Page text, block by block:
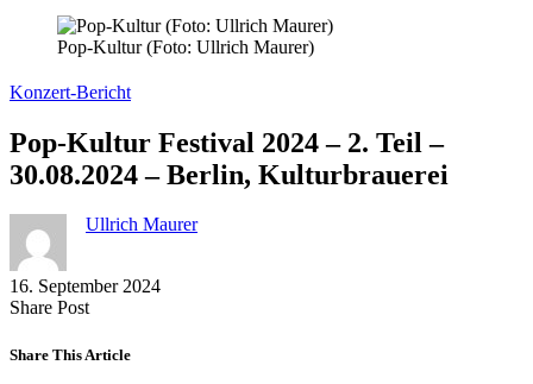
Pop-Kultur (Foto: Ullrich Maurer)
Konzert-Bericht
Pop-Kultur Festival 2024 – 2. Teil –
30.08.2024 – Berlin, Kulturbrauerei
Ullrich Maurer
16. September 2024
Share PostShare
Facebook
Copy
to
Send
via
Share This Article